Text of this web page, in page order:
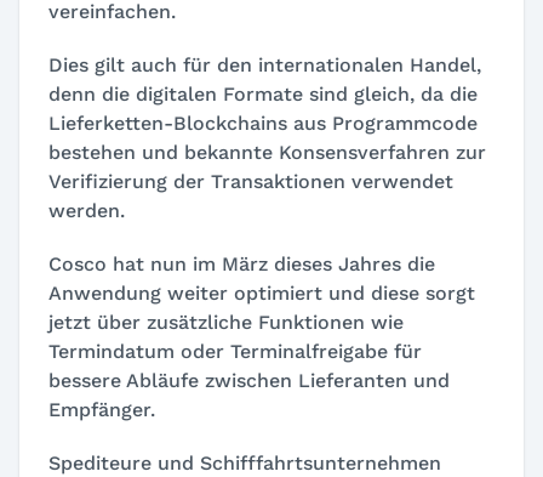
vereinfachen.
Dies gilt auch für den internationalen Handel,
denn die digitalen Formate sind gleich, da die
Lieferketten-Blockchains aus Programmcode
bestehen und bekannte Konsensverfahren zur
Verifizierung der Transaktionen verwendet
werden.
Cosco hat nun im März dieses Jahres die
Anwendung weiter optimiert und diese sorgt
jetzt über zusätzliche Funktionen wie
Termindatum oder Terminalfreigabe für
bessere Abläufe zwischen Lieferanten und
Empfänger.
Spediteure und Schifffahrtsunternehmen